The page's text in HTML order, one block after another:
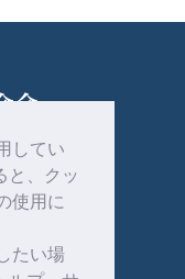
してい
と、クッ
使用に
たい場